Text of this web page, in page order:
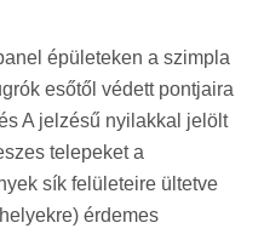
épületeken a szimpla
esőtől védett pontjaira
A jelzésű nyilakkal jelölt
telepeket a
sík felületeire ültetve
érdemes